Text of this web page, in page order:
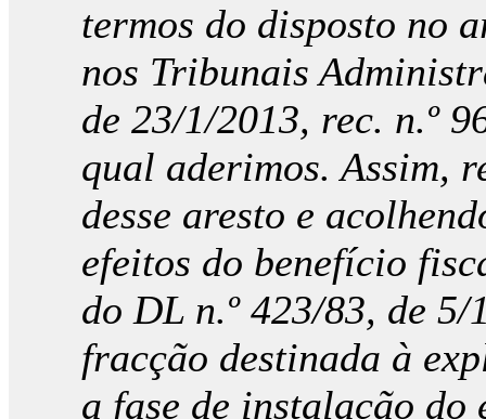
termos do disposto no
nos Tribunais
de 23/1/2013, rec. n.º
qual aderimos. Assim,
desse aresto e
efeitos do benefício
do DL n.º 423/83, de
fracção destinada à
a fase de instalação do